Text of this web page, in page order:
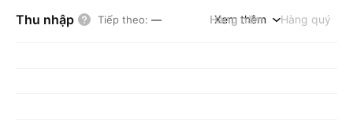
Thu nhập Tiếp theo: — Hàng năm Hàng quý
Xem thêm